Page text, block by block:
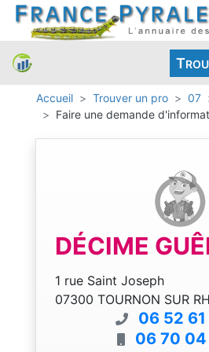
T
Accueil Trouver un pro 07
Faire une demande
DÉCIME
1 rue Saint Joseph
07300 TOURNON SUR
06 52 61
06 70 04